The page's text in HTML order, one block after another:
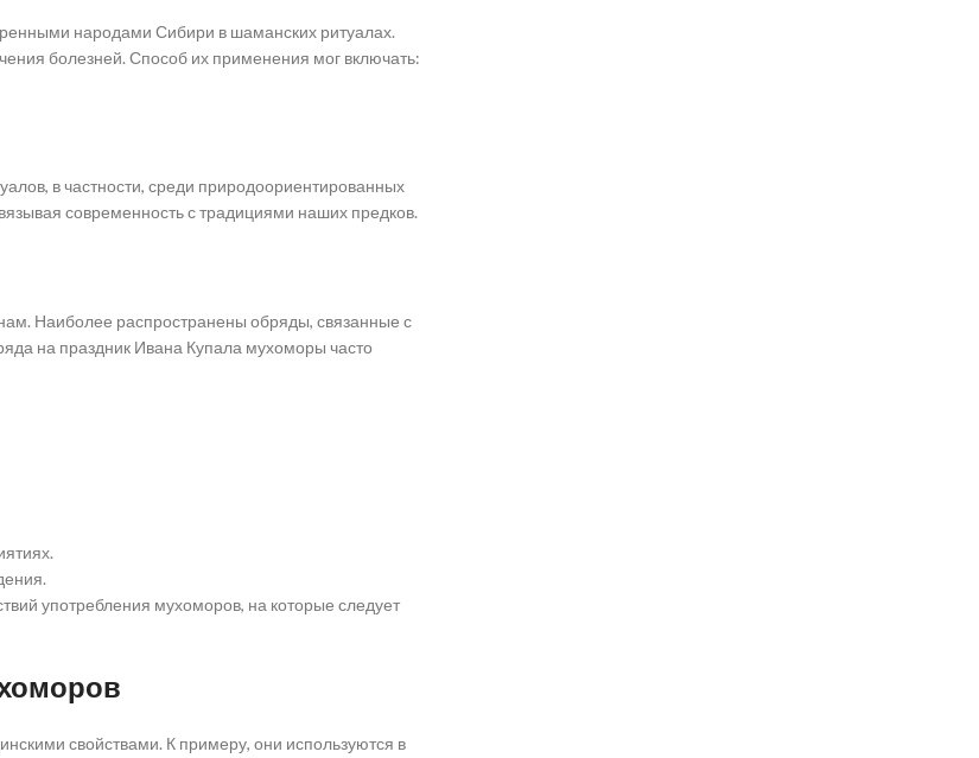
народами Сибири в шаманских ритуалах.
болезней. Способ их применения мог включать:
в частности, среди природоориентированных
современность с традициями наших предков.
Наиболее распространены обряды, связанные с
на праздник Ивана Купала мухоморы часто
употребления мухоморов, на которые следует
свойствами. К примеру, они используются в